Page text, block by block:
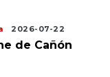
2026-07-22
de Cañón